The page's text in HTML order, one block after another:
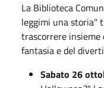
La Biblioteca
leggimi una storia"
trascorrere
fantasia e del
Sabato 26